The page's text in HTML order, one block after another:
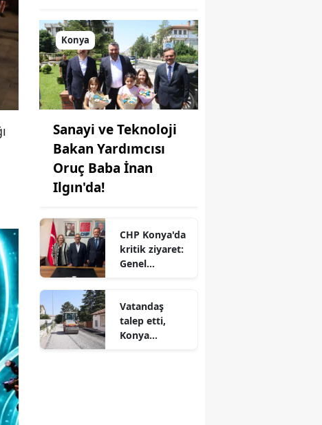
Konya
Sanayi ve Teknoloji
Bakan Yardımcısı
Oruç Baba İnan
Ilgın'da!
CHP Konya'da
kritik ziyaret:
Genel
çıkarma
Vatandaş
talep etti,
Konya